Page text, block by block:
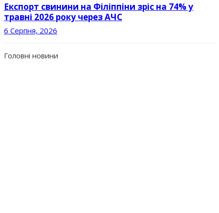
Експорт свинини на Філіппіни зріс на 74% у
травні 2026 року через АЧС
6 Серпня, 2026
Головні новини